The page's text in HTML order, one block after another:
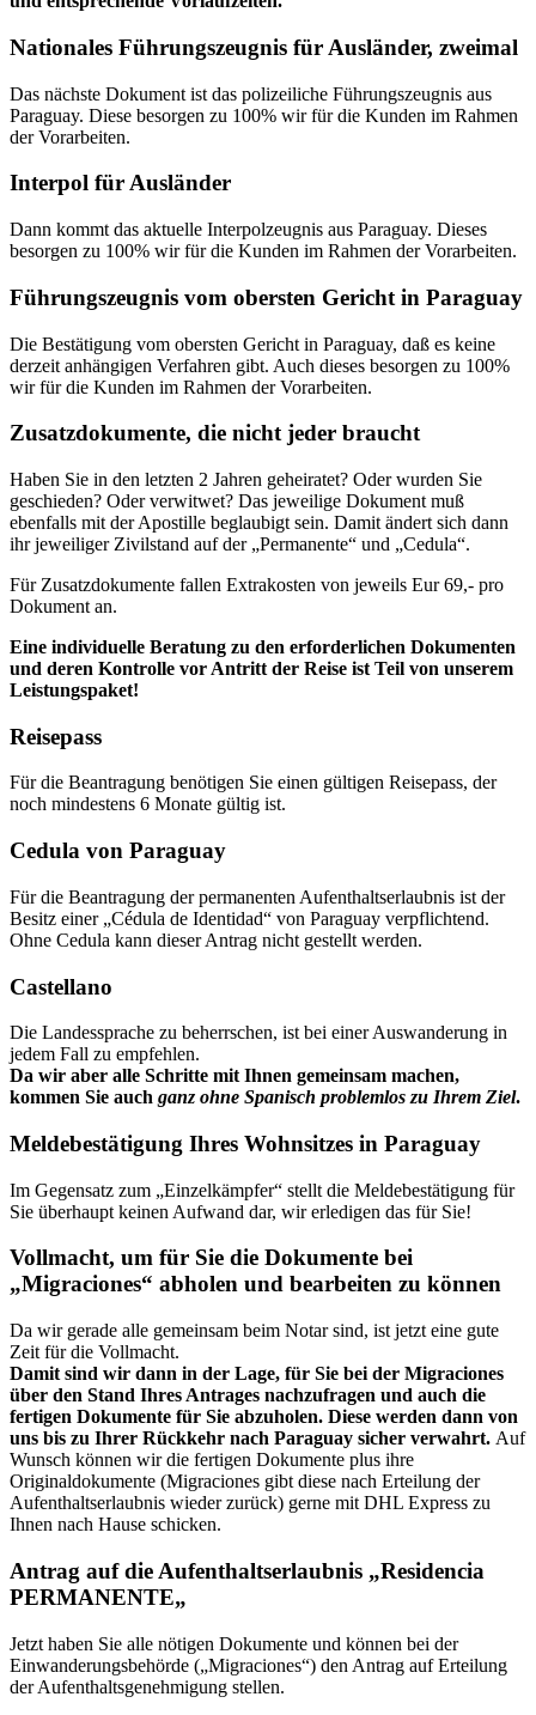
Nationales Führungszeugnis für Ausländer, zweimal
Das nächste Dokument ist das polizeiliche Führungszeugnis aus
Paraguay. Diese besorgen zu 100% wir für die Kunden im Rahmen
der Vorarbeiten.
Interpol für Ausländer
Dann kommt das aktuelle Interpolzeugnis aus Paraguay. Dieses
besorgen zu 100% wir für die Kunden im Rahmen der Vorarbeiten.
Führungszeugnis vom obersten Gericht in Paraguay
Die Bestätigung vom obersten Gericht in Paraguay, daß es keine
derzeit anhängigen Verfahren gibt. Auch dieses besorgen zu 100%
wir für die Kunden im Rahmen der Vorarbeiten.
Zusatzdokumente, die nicht jeder braucht
Haben Sie in den letzten 2 Jahren geheiratet? Oder wurden Sie
geschieden? Oder verwitwet? Das jeweilige Dokument muß
ebenfalls mit der Apostille beglaubigt sein. Damit ändert sich dann
ihr jeweiliger Zivilstand auf der „Permanente“ und „Cedula“.
Für Zusatzdokumente fallen Extrakosten von jeweils Eur 69,- pro
Dokument an.
Eine individuelle Beratung zu den erforderlichen Dokumenten
und deren Kontrolle vor Antritt der Reise ist Teil von unserem
Leistungspaket!
Reisepass
Für die Beantragung benötigen Sie einen gültigen Reisepass, der
noch mindestens 6 Monate gültig ist.
Cedula von Paraguay
Für die Beantragung der permanenten Aufenthaltserlaubnis ist der
Besitz einer „Cédula de Identidad“ von Paraguay verpflichtend.
Ohne Cedula kann dieser Antrag nicht gestellt werden.
Castellano
Die Landessprache zu beherrschen, ist bei einer Auswanderung in
jedem Fall zu empfehlen.
Da wir aber alle Schritte mit Ihnen gemeinsam machen,
kommen Sie auch ganz ohne Spanisch problemlos zu Ihrem Ziel.
Meldebestätigung Ihres Wohnsitzes in Paraguay
Im Gegensatz zum „Einzelkämpfer“ stellt die Meldebestätigung für
Sie überhaupt keinen Aufwand dar, wir erledigen das für Sie!
Vollmacht, um für Sie die Dokumente bei
„Migraciones“ abholen und bearbeiten zu können
Da wir gerade alle gemeinsam beim Notar sind, ist jetzt eine gute
Zeit für die Vollmacht.
Damit sind wir dann in der Lage, für Sie bei der Migraciones
über den Stand Ihres Antrages nachzufragen und auch die
fertigen Dokumente für Sie abzuholen. Diese werden dann von
uns bis zu Ihrer Rückkehr nach Paraguay sicher verwahrt. Auf
Wunsch können wir die fertigen Dokumente plus ihre
Originaldokumente (Migraciones gibt diese nach Erteilung der
Aufenthaltserlaubnis wieder zurück) gerne mit DHL Express zu
Ihnen nach Hause schicken.
Antrag auf die Aufenthaltserlaubnis „Residencia
PERMANENTE„
Jetzt haben Sie alle nötigen Dokumente und können bei der
Einwanderungsbehörde („Migraciones“) den Antrag auf Erteilung
der Aufenthaltsgenehmigung stellen.